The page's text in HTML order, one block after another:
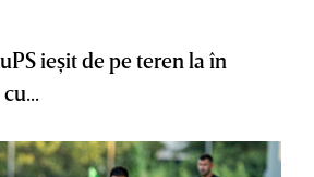
ieşit de pe teren la în